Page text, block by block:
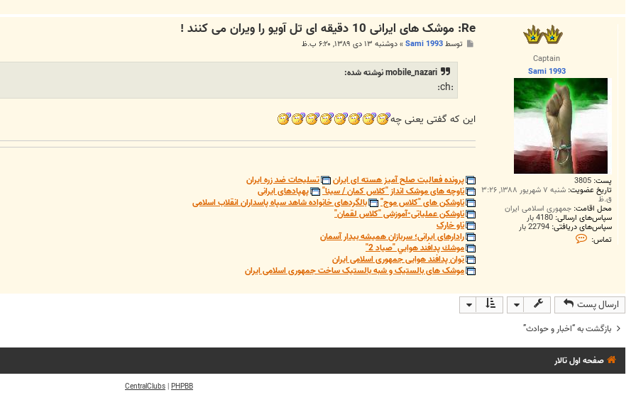
Captain
Sami 1993
پست: 3805
تاریخ عضویت: شنبه ۷ شهریور ۱۳۸۸, ۳:۲۶
ق.ظ
محل اقامت: جمهوری اسلامی ایران
سپاس‌های ارسالی: 4180 بار
سپاس‌های دریافتی: 22794 بار
تماس:
ت
m
i
1
9
Re: موشک های ایرانی 10 دقیقه ای تل آویو را ویران می کنند !
توسطSami 1993
»دوشنبه ۱۳ دی ۱۳۸۹, ۶:۲۰ ب.ظ
mobile_nazari نوشته شده:
:ch:
این که گفتی یعنی چه
پرونده فعالیت صلح آمیز هسته ای ایران
تسلیحات ضد زره ایران
ناوچه های موشک انداز "کلاس کمان / سینا"
پهپادهای ایرانی
ناوشکن های "کلاس موج"
بالگردهای خانواده شاهد سپاه پاسداران انقلاب اسلامی
ناوشکن عملیاتی-آموزشی "کلاس لقمان"
ناو خارک
رادارهای ایرانی؛ سربازان همیشه بیدار آسمان
موشك پدافند هوايي "صياد 2"
توان پدافند هوایی جمهوری اسلامی ایران
موشک های بالستیک و شبه بالستیک ساخت جمهوری اسلامی ایران
ارسال پست
بازگشت به “اخبار و حوادث”
صفحه اول تالار
PHPBB
|
CentralClubs